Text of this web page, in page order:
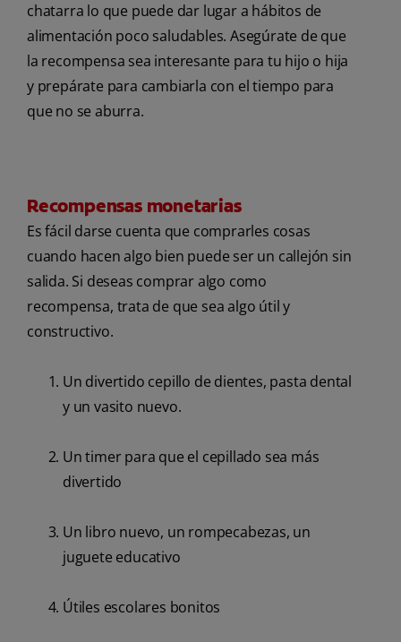
chatarra lo que puede dar lugar a hábitos de
alimentación poco saludables. Asegúrate de que
la recompensa sea interesante para tu hijo o hija
y prepárate para cambiarla con el tiempo para
que no se aburra.
Recompensas monetarias
Es fácil darse cuenta que comprarles cosas
cuando hacen algo bien puede ser un callejón sin
salida. Si deseas comprar algo como
recompensa, trata de que sea algo útil y
constructivo.
Un divertido cepillo de dientes, pasta dental
y un vasito nuevo.
Un timer para que el cepillado sea más
divertido
Un libro nuevo, un rompecabezas, un
juguete educativo
Útiles escolares bonitos